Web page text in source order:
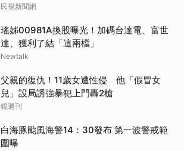
民視新聞網
瑤姊00981A換股曝光！加碼台達電、富世
達、獲利了結「這兩檔」
Newtalk
父親的復仇！11歲女遭性侵 他「假冒女
兒」設局誘強暴犯上門轟2槍
鏡週刊
白海豚颱風海警14：30發布 第一波警戒範
圍曝